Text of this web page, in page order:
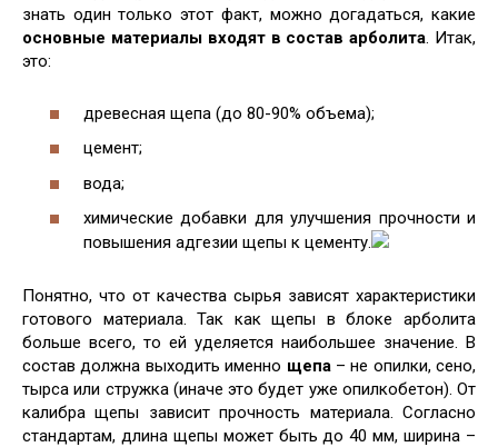
знать один только этот факт, можно догадаться, какие
основные материалы входят в состав арболита. Итак,
это:
древесная щепа (до 80-90% объема);
цемент;
вода;
химические добавки для улучшения прочности и
повышения адгезии щепы к цементу.
Понятно, что от качества сырья зависят характеристики
готового материала. Так как щепы в блоке арболита
больше всего, то ей уделяется наибольшее значение. В
состав должна выходить именно щепа– не опилки, сено,
тырса или стружка (иначе это будет уже опилкобетон). От
калибра щепы зависит прочность материала. Согласно
стандартам, длина щепы может быть до 40 мм, ширина –